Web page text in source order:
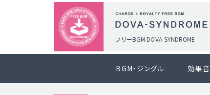
フリーBGM DOVA-SYNDROME
BGM・ジングル 効果音